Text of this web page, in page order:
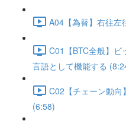
A04【為替】右往左
C01【BTC全般】ビ
言語として機能する
C02【チェーン動
(6:58)